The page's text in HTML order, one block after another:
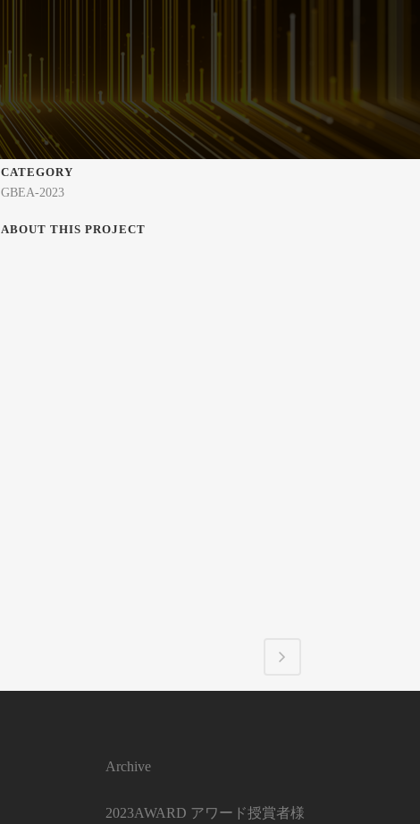
CATEGORY
GBEA-2023
ABOUT THIS PROJECT
Archive
2023AWARD アワード授賞者様